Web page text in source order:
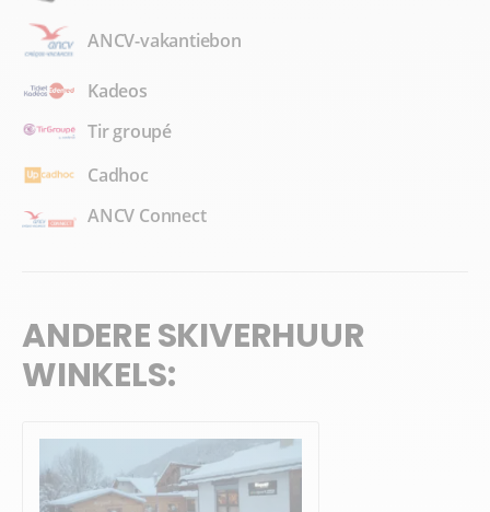
ANCV-vakantiebon
Kadeos
Tir groupé
Cadhoc
ANCV Connect
ANDERE SKIVERHUUR
WINKELS: